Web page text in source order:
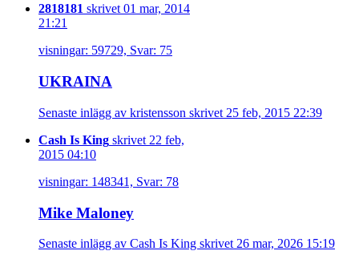
2818181 skrivet 01 mar, 2014
21:21
visningar: 59729, Svar: 75
UKRAINA
Senaste inlägg av kristensson skrivet 25 feb, 2015 22:39
Cash Is King skrivet 22 feb,
2015 04:10
visningar: 148341, Svar: 78
Mike Maloney
Senaste inlägg av Cash Is King skrivet 26 mar, 2026 15:19